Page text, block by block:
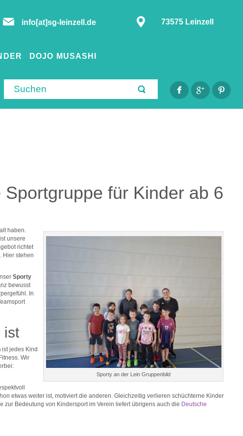
73575 Leinzell
info[at]sg-leinzell.de
DOJO MUSASHI
für Kinder ab 6
Sporty an der Lein Gruppenbild
haben.
unsere
richtet
Hier stehen
Sporty
bewusst
In
ist
ist jedes Kind
Wir
etwas weiter ist, motiviert die anderen. Gleichzeitig verlieren schüchterne Kinder
Bedeutung von Kindersport im Verein liefert übrigens auch die Deutsche